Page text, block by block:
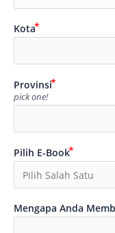
Kota
Provinsi
pick one!
Pilih E-Book
Mengapa Anda